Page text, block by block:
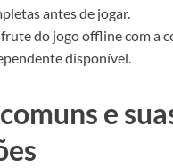
antes de jogar.
do jogo offline com a
disponível.
e